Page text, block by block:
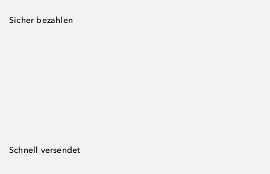
Sicher bezahlen
Schnell versendet